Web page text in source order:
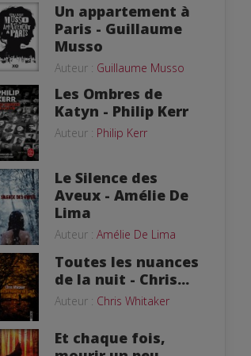
Un appartement à
Paris - Guillaume
Musso
Auteur : Guillaume Musso
Les Ombres de
Katyn - Philip Kerr
Auteur : Philip Kerr
Le Silence des
Aveux - Amélie De
Lima
Auteur : Amélie De Lima
Toutes les nuances
de la nuit - Chris...
Auteur : Chris Whitaker
Et chaque fois,